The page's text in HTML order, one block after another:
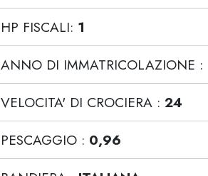
HP FISCALI: 1
ANNO DI IMMATRICOLAZIONE :
VELOCITA' DI CROCIERA : 24
PESCAGGIO : 0,96